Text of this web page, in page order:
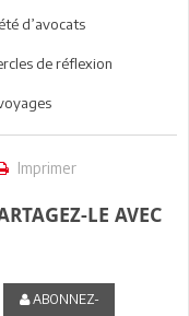
d’avocats
de réflexion
Imprimer
LE AVEC
ABONNEZ-